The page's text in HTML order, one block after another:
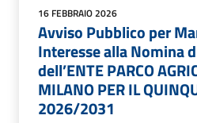
16 FEBBRAIO 2026
Avviso Pubblico per
Interesse alla Nomina
dell’ENTE PARCO
MILANO PER IL
2026/2031